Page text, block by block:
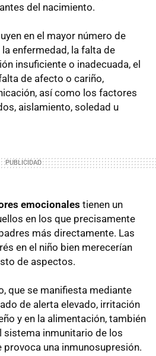
del nacimiento.
en el mayor número de
enfermedad, la falta de
insuficiente o inadecuada, el
de afecto o cariño,
así como los factores
aislamiento, soledad u
emocionales tienen un
en los que precisamente
más directamente. Las
en el niño bien merecerían
de aspectos.
que se manifiesta mediante
de alerta elevado, irritación
y en la alimentación, también
sistema inmunitario de los
provoca una inmunosupresión.